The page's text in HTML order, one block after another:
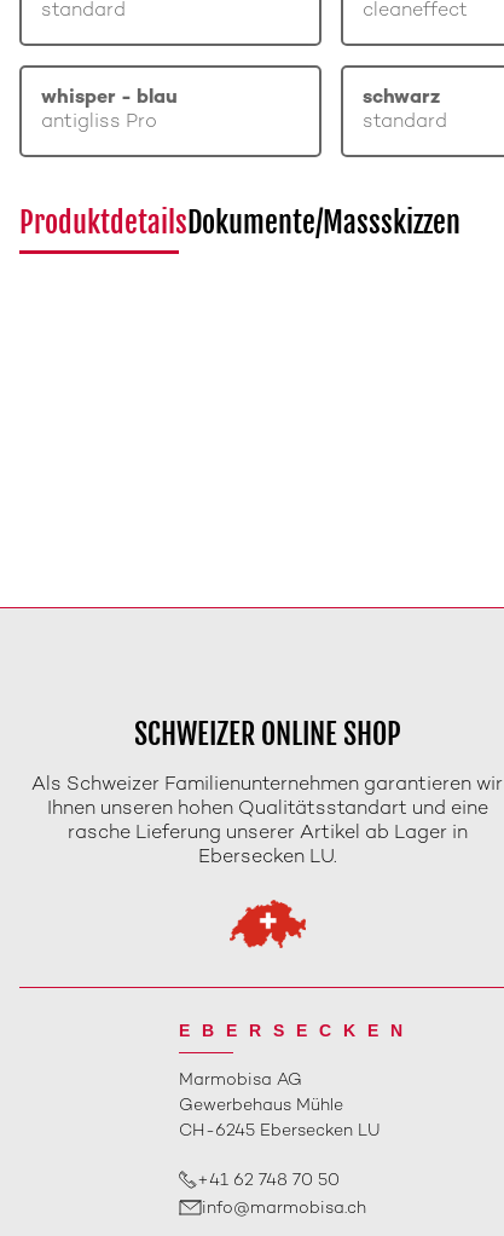
standard
cleaneffect
whisper - blau
antigliss Pro
schwarz
standard
ProduktdetailsDokumente/Massskizzen
SCHWEIZER ONLINE SHOP
Als Schweizer Familienunternehmen garantieren wir
Ihnen unseren hohen Qualitätsstandart und eine
rasche Lieferung unserer Artikel ab Lager in
Ebersecken LU.
EBERSECKEN
Marmobisa AG
Gewerbehaus Mühle
CH-6245 Ebersecken LU
+41 62 748 70 50
info@marmobisa.ch